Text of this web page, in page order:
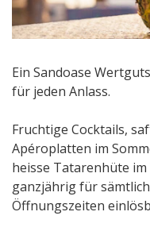
Ein Sandoase
für jeden Anlass.
Fruchtige Cocktails,
Apéroplatten im
heisse Tatarenhüte
ganzjährig für
Öffnungszeiten